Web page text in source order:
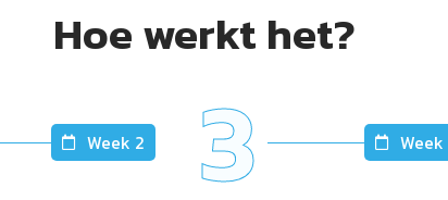
Hoe werkt het?
Week 2 3